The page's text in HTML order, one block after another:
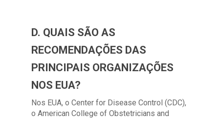
D. QUAIS SÃO AS
RECOMENDAÇÕES DAS
PRINCIPAIS ORGANIZAÇÕES
NOS EUA?
Nos EUA, o Center for Disease Control (CDC),
o American College of Obstetricians and